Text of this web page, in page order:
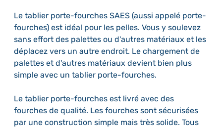
Le tablier porte-fourches SAES (aussi appelé porte-
fourches) est idéal pour les pelles. Vous y soulevez
sans effort des palettes ou d'autres matériaux et les
déplacez vers un autre endroit. Le chargement de
palettes et d'autres matériaux devient bien plus
simple avec un tablier porte-fourches.
Le tablier porte-fourches est livré avec des
fourches de qualité. Les fourches sont sécurisées
par une construction simple mais très solide. Tous